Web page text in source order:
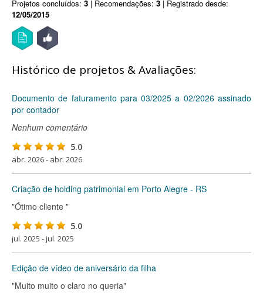
Projetos concluídos: 3 | Recomendações: 3 | Registrado desde:
12/05/2015
Histórico de projetos & Avaliações:
Documento de faturamento para 03/2025 a 02/2026 assinado
por contador
Nenhum comentário
5.0
abr. 2026 - abr. 2026
Criação de holding patrimonial em Porto Alegre - RS
"Ótimo cliente "
5.0
jul. 2025 - jul. 2025
Edição de vídeo de aniversário da filha
"Muito muito o claro no queria"